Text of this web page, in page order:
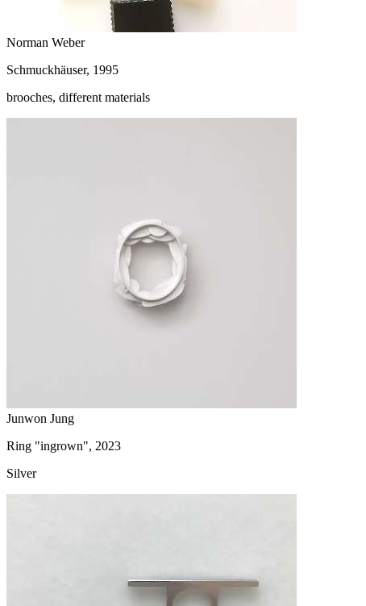
Norman Weber
Schmuckhäuser, 1995
brooches, different materials
Junwon Jung
Ring "ingrown", 2023
Silver